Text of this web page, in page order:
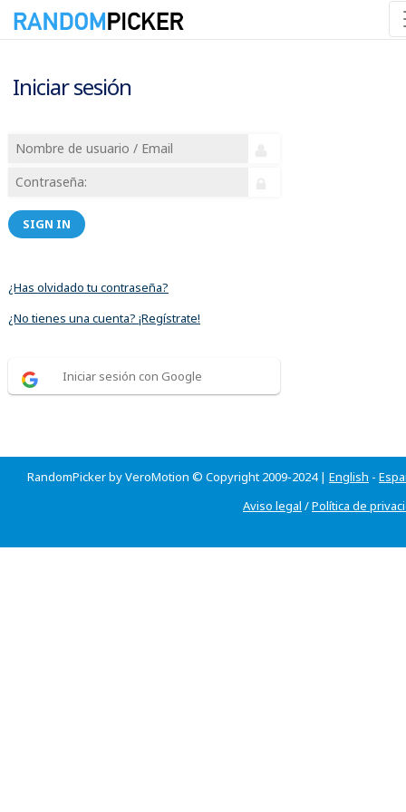
Iniciar sesión
SIGN IN
¿Has olvidado tu contraseña?
¿No tienes una cuenta? ¡Regístrate!
Iniciar sesión con Google
RandomPicker by VeroMotion © Copyright 2009-2024 | English -
Aviso legal /Política de